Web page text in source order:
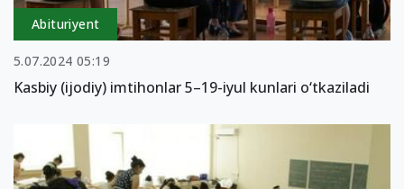
Abituriyent
5.07.2024 05:19
Kasbiy (ijodiy) imtihonlar 5–19-iyul kunlari o‘tkaziladi